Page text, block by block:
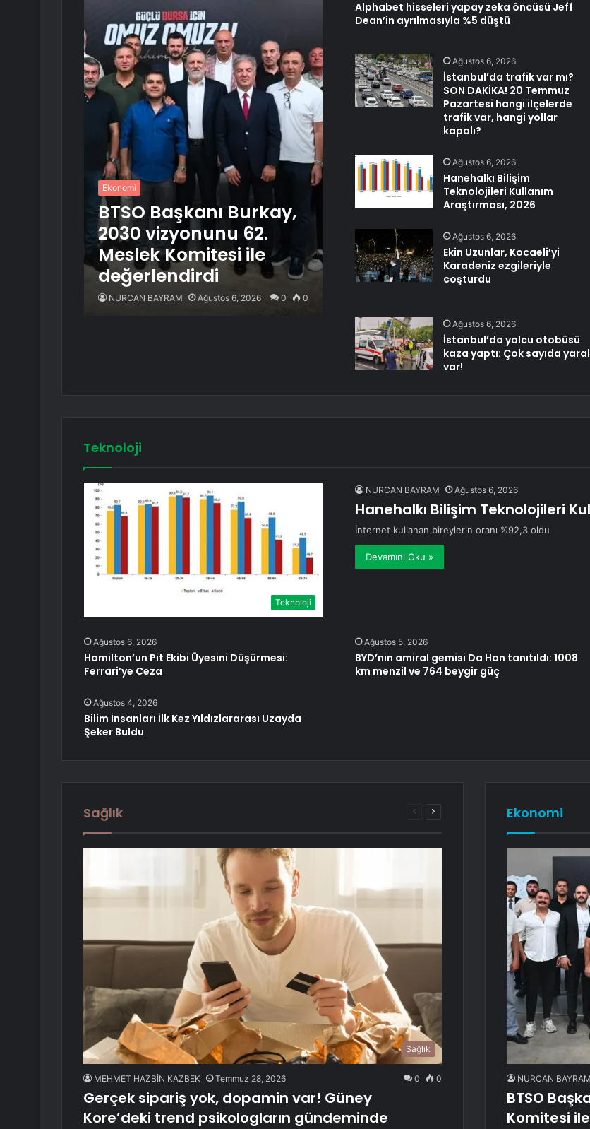
Ekonomi
BTSO Başkanı Burkay,
2030 vizyonunu 62.
Meslek Komitesi ile
değerlendirdi
NURCAN BAYRAM Ağustos 6, 2026 0 0
Alphabet hisseleri yapay zeka öncüsü Jeff
Dean’in ayrılmasıyla %5 düştü
Ağustos 6, 2026
İstanbul’da trafik var mı?
SON DAKİKA! 20 Temmuz
Pazartesi hangi ilçelerde
trafik var, hangi yollar
kapalı?
Ağustos 6, 2026
Hanehalkı Bilişim
Teknolojileri Kullanım
Araştırması, 2026
Ağustos 6, 2026
Ekin Uzunlar, Kocaeli’yi
Karadeniz ezgileriyle
coşturdu
Ağustos 6, 2026
İstanbul’da yolcu otobüsü
kaza yaptı: Çok sayıda
var!
Teknoloji
Teknoloji
NURCAN BAYRAM Ağustos 6, 2026
Hanehalkı Bilişim Teknolojileri
İnternet kullanan bireylerin oranı %92,3 oldu
Devamını Oku »
Ağustos 6, 2026
Hamilton’un Pit Ekibi Üyesini Düşürmesi:
Ferrari’ye Ceza
Ağustos 5, 2026
BYD’nin amiral gemisi Da Han tanıtıldı: 1008
km menzil ve 764 beygir güç
Ağustos 4, 2026
Bilim İnsanları İlk Kez Yıldızlararası Uzayda
Şeker Buldu
Sağlık
ÖncekiSonraki
Sağlık
MEHMET HAZBİN KAZBEK Temmuz 28, 2026 0 0
Gerçek sipariş yok, dopamin var! Güney
Kore’deki trend psikologların gündeminde
Ekonomi
NURCAN BAYRAM
BTSO
Komitesi